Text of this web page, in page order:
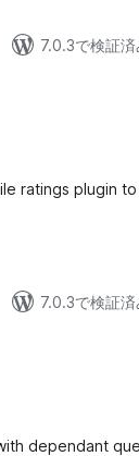
7.0.3で検証済
ratings plugin
7.0.3で検証済
dependant